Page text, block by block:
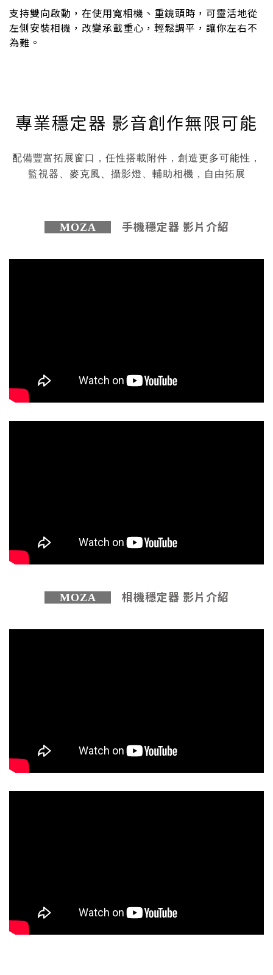
支持雙向啟動，在使用寬相機、重鏡頭時，可靈活地從
左側安裝相機，改變承載重心，輕鬆調平，讓你左右不
為難。
專業穩定器 影音創作無限可能
配備豐富拓展窗口，任性搭載附件，創造更多可能性，
監視器、麥克風、攝影燈、輔助相機，自由拓展
MOZA 手機穩定器 影片介紹
MOZA 相機穩定器 影片介紹